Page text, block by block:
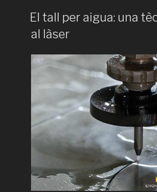
El tall per aigua: una
al làser